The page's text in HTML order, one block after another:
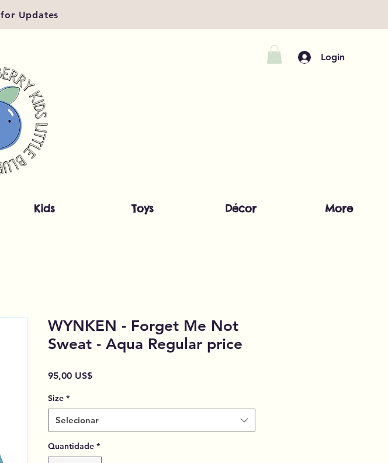
for Updates
Login
Kids Toys Décor More
WYNKEN - Forget Me Not
Sweat - Aqua Regular price
95,00 US$Preço
Size *
Selecionar
Quantidade *